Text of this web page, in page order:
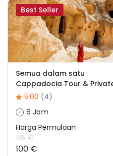
Best Seller
Semua dalam satu
Cappadocia Tour &
5.00 (4)
6 Jam
Harga Permulaan
125 €
100 €